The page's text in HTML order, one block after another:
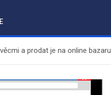
a prodat je na online bazaru